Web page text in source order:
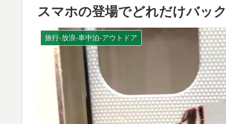
スマホの登場でどれだけバッ
旅行-放浪-車中泊-アウトドア